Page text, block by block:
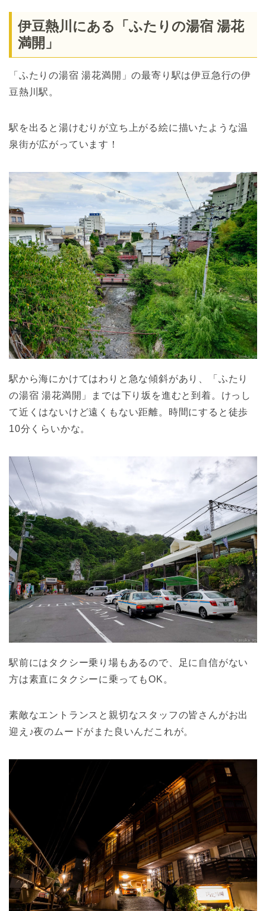
伊豆熱川にある「ふたりの湯宿 湯花
満開」
「ふたりの湯宿 湯花満開」の最寄り駅は伊豆急行の伊
豆熱川駅。
駅を出ると湯けむりが立ち上がる絵に描いたような温
泉街が広がっています！
駅から海にかけてはわりと急な傾斜があり、「ふたり
の湯宿 湯花満開」までは下り坂を進むと到着。けっし
て近くはないけど遠くもない距離。時間にすると徒歩
10分くらいかな。
駅前にはタクシー乗り場もあるので、足に自信がない
方は素直にタクシーに乗ってもOK。
素敵なエントランスと親切なスタッフの皆さんがお出
迎え♪夜のムードがまた良いんだこれが。